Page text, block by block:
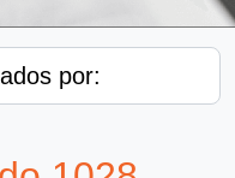
por: